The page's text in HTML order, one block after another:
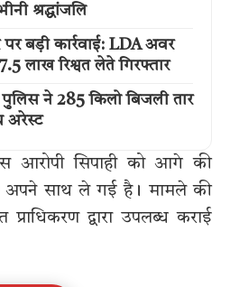
श्रद्धांजलि
बड़ी कार्रवाई: LDA अवर
लाख रिश्वत लेते गिरफ्तार
पुलिस ने 285 किलो बिजली तार
अरेस्ट
आरोपी सिपाही को आगे की
अपने साथ ले गई है। मामले की
द्वारा उपलब्ध कराई